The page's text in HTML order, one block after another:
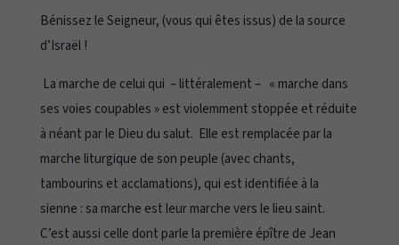
Bénissez le Seigneur, (vous qui êtes issus) de la source
d’Israël !
La marche de celui qui – littéralement – « marche dans
ses voies coupables » est violemment stoppée et réduite
à néant par le Dieu du salut. Elle est remplacée par la
marche liturgique de son peuple (avec chants,
tambourins et acclamations), qui est identifiée à la
sienne : sa marche est leur marche vers le lieu saint.
C’est aussi celle dont parle la première épître de Jean